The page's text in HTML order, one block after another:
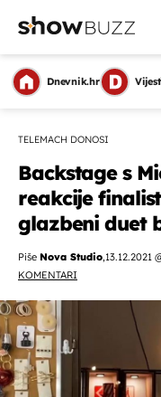
Dnevnik.hr
TELEMACH DONOSI
Backstage s
reakcije
glazbeni duet
Piše Nova Studio,13.12.2021
KOMENTARI